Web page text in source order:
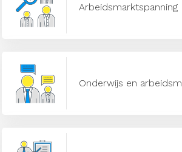
Arbeidsmarktspanning
Onderwijs en